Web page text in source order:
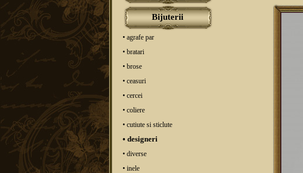
Bijuterii
• agrafe par
• bratari
• brose
• ceasuri
• cercei
• coliere
• cutiute si sticlute
• designeri
• diverse
• inele